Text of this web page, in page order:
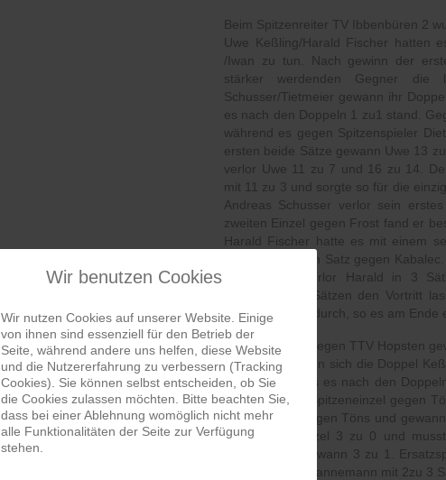
Beim Spitzenreiter TV Ibbenbüren 2
Uwe Keßling/Harald Fischer hatten
/Iwan zu tun. Nach gewinn der
stärker werdenden Gegner
Schusser/Tietmeier gewann ihr
es nach den Doppeln 1 zu1 stand.
während es gegen Spitzenspieler
ersten beide Sätze gewann Uwe 13
verlor Uwe 11 zu 7 und 16 zu 14.
mit 11 zu 3 und sorgte so für die
Andreas Schusser verlor sein
zweiten Einzel gegen Frost fand er
Harald Fischer hatte es mit einem
knapp im fünften Satz gegen
Spiel verlor, verlor Harald in 3
Tietmeier in 3 Sätzen den Vortritt
gegen Kabalec durch, so es am Ende
Das Heimspiel gegen TTV Hopsten
Zu Anfang setzen sich die Doppel
1 durch so dass es nach den
gewann beide Spitzeneinzel gegen
verlor 0 zu 3 gegen Töns und
sein erstes Einzel 3 zu 0 und
brechen und gewann 3 zu 1.
Spiel gegen Johannemann mit 2zu 3
Wir benutzen Cookies
Wir nutzen Cookies auf unserer Website. Einige
von ihnen sind essenziell für den Betrieb der
Seite, während andere uns helfen, diese Website
und die Nutzererfahrung zu verbessern (Tracking
Cookies). Sie können selbst entscheiden, ob Sie
die Cookies zulassen möchten. Bitte beachten Sie,
dass bei einer Ablehnung womöglich nicht mehr
alle Funktionalitäten der Seite zur Verfügung
stehen.